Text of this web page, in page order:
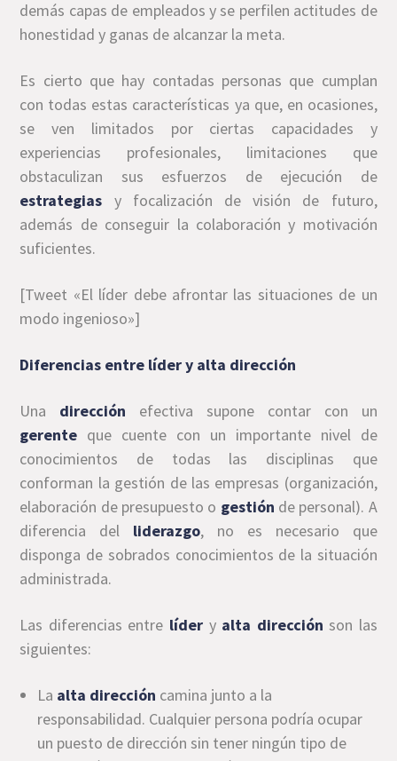
demás capas de empleados y se perfilen actitudes de
honestidad y ganas de alcanzar la meta.
Es cierto que hay contadas personas que cumplan
con todas estas características ya que, en ocasiones,
se ven limitados por ciertas capacidades y
experiencias profesionales, limitaciones que
obstaculizan sus esfuerzos de ejecución de
estrategias y focalización de visión de futuro,
además de conseguir la colaboración y motivación
suficientes.
[Tweet «El líder debe afrontar las situaciones de un
modo ingenioso»]
Diferencias entre líder y alta dirección
Una dirección efectiva supone contar con un
gerente que cuente con un importante nivel de
conocimientos de todas las disciplinas que
conforman la gestión de las empresas (organización,
elaboración de presupuesto o gestión de personal). A
diferencia del liderazgo, no es necesario que
disponga de sobrados conocimientos de la situación
administrada.
Las diferencias entre lídery alta dirección son las
siguientes:
La alta dirección camina junto a la
responsabilidad. Cualquier persona podría ocupar
un puesto de dirección sin tener ningún tipo de